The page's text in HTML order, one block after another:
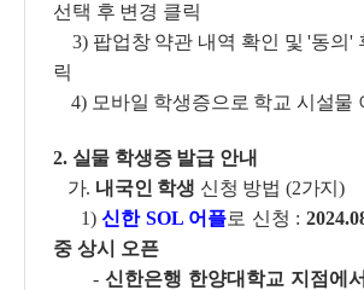
선택 후 변경 클릭
3) 팝업창 약관 내역 확인 및 '동의'
릭
4) 모바일 학생증으로 학교 시설물
2. 실물 학생증 발급 안내
가. 내국인 학생 신청 방법 (2가지)
1) 신한 SOL 어플로 신청 :
중 상시 오픈
-신한은행 한양대학교 지점에